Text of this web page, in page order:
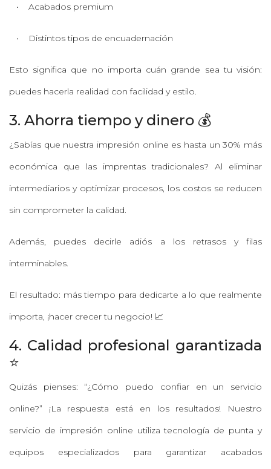
• Acabados premium
• Distintos tipos de encuadernación
Esto significa que no importa cuán grande sea tu visión:
puedes hacerla realidad con facilidad y estilo.
3. Ahorra tiempo y dinero 💰
¿Sabías que nuestra impresión online es hasta un 30% más
económica que las imprentas tradicionales? Al eliminar
intermediarios y optimizar procesos, los costos se reducen
sin comprometer la calidad.
Además, puedes decirle adiós a los retrasos y filas
interminables.
El resultado: más tiempo para dedicarte a lo que realmente
importa, ¡hacer crecer tu negocio! 📈
4. Calidad profesional garantizada
⭐
Quizás pienses: “¿Cómo puedo confiar en un servicio
online?” ¡La respuesta está en los resultados! Nuestro
servicio de impresión online utiliza tecnología de punta y
equipos especializados para garantizar acabados